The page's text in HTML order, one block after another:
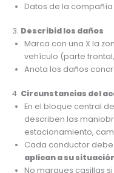
Datos de la
3. Describid los daños
Marca con una X la
vehículo (parte
Anota los daños
4. Circunstancias del
En el bloque central
describen las
estacionamiento,
Cada conductor
aplican a su
No marques casillas